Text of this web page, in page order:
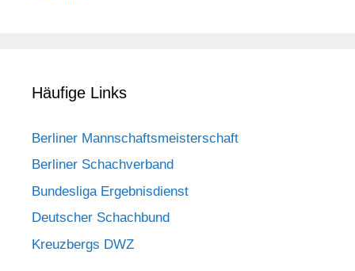
Häufige Links
Berliner Mannschaftsmeisterschaft
Berliner Schachverband
Bundesliga Ergebnisdienst
Deutscher Schachbund
Kreuzbergs DWZ